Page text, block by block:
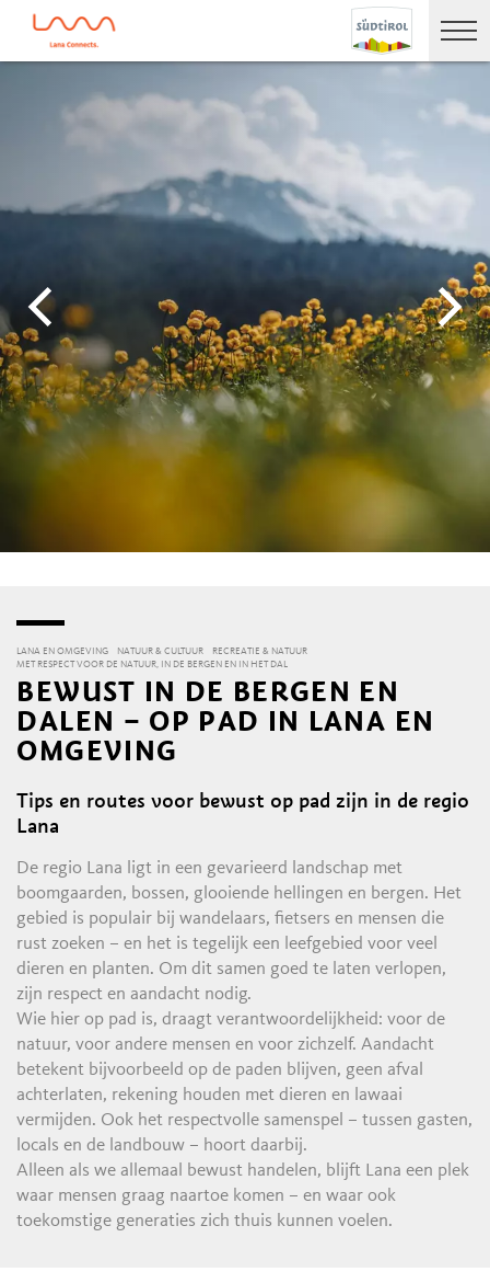
LANA EN OMGEVING NATUUR & CULTUUR
RECREATIE & NATUUR
MET RESPECT VOOR DE NATUUR, IN DE BERGEN EN IN HET DAL
BEWUST IN DE BERGEN EN
DALEN – OP PAD IN LANA EN
OMGEVING
Tips en routes voor bewust op pad zijn in de regio
Lana
De regio Lana ligt in een gevarieerd landschap met
boomgaarden, bossen, glooiende hellingen en bergen. Het
gebied is populair bij wandelaars, fietsers en mensen die
rust zoeken – en het is tegelijk een leefgebied voor veel
dieren en planten. Om dit samen goed te laten verlopen,
zijn respect en aandacht nodig.
Wie hier op pad is, draagt verantwoordelijkheid: voor de
natuur, voor andere mensen en voor zichzelf. Aandacht
betekent bijvoorbeeld op de paden blijven, geen afval
achterlaten, rekening houden met dieren en lawaai
vermijden. Ook het respectvolle samenspel – tussen gasten,
locals en de landbouw – hoort daarbij.
Alleen als we allemaal bewust handelen, blijft Lana een plek
waar mensen graag naartoe komen – en waar ook
toekomstige generaties zich thuis kunnen voelen.